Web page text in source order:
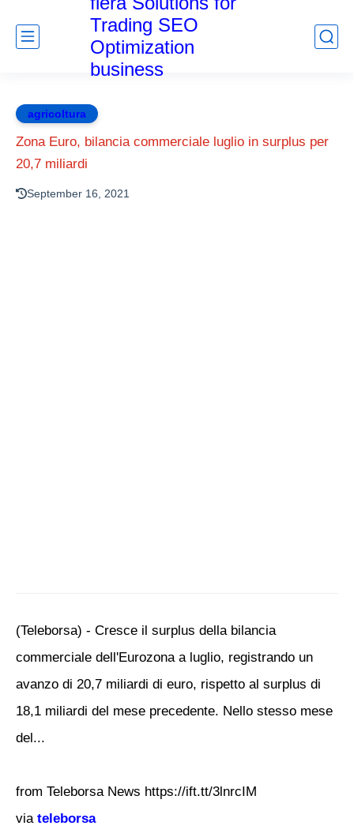
Trading SEO
Optimization
business
agricoltura
Zona Euro, bilancia commerciale luglio in surplus per
20,7 miliardi
September 16, 2021
(Teleborsa) - Cresce il surplus della bilancia
commerciale dell'Eurozona a luglio, registrando un
avanzo di 20,7 miliardi di euro, rispetto al surplus di
18,1 miliardi del mese precedente. Nello stesso mese
del...
from Teleborsa News https://ift.tt/3lnrcIM
via teleborsa